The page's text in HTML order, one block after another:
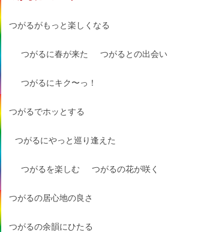
つがるがもっと楽しくなる
つがるに春が来た つがるとの出会い
つがるにキク〜っ！
つがるでホッとする
つがるにやっと巡り逢えた
つがるを楽しむ つがるの花が咲く
つがるの居心地の良さ
つがるの余韻にひたる